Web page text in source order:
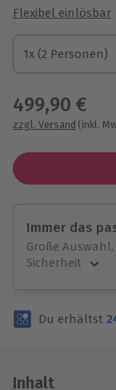
Flexibel einlösbar
1x (2 Personen)
1x (2 Personen)
1x (2 Personen)
499,90 €
zzgl. Versand (inkl.
Immer das
Große
Sicherheit
Volle
3 Jahre
Du erhältst
Inhalt